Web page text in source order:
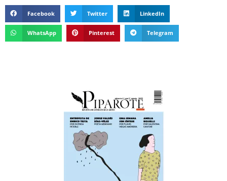
Facebook Twitter LinkedIn
WhatsApp Pinterest Telegram